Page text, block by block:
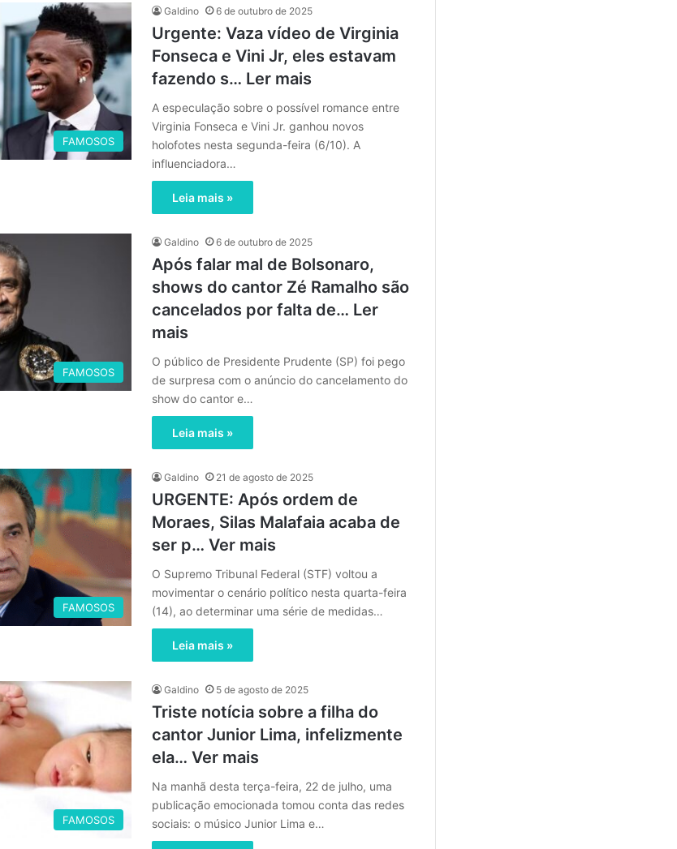
FAMOSOS
Galdino 6 de outubro de 2025
Urgente: Vaza vídeo de Virginia
Fonseca e Vini Jr, eles estavam
fazendo s… Ler mais
A especulação sobre o possível romance entre
Virginia Fonseca e Vini Jr. ganhou novos
holofotes nesta segunda-feira (6/10). A
influenciadora…
Leia mais »
FAMOSOS
Galdino 6 de outubro de 2025
Após falar mal de Bolsonaro,
shows do cantor Zé Ramalho são
cancelados por falta de… Ler
mais
O público de Presidente Prudente (SP) foi pego
de surpresa com o anúncio do cancelamento do
show do cantor e…
Leia mais »
FAMOSOS
Galdino 21 de agosto de 2025
URGENTE: Após ordem de
Moraes, Silas Malafaia acaba de
ser p… Ver mais
O Supremo Tribunal Federal (STF) voltou a
movimentar o cenário político nesta quarta-feira
(14), ao determinar uma série de medidas…
Leia mais »
FAMOSOS
Galdino 5 de agosto de 2025
Triste notícia sobre a filha do
cantor Junior Lima, infelizmente
ela… Ver mais
Na manhã desta terça-feira, 22 de julho, uma
publicação emocionada tomou conta das redes
sociais: o músico Junior Lima e…